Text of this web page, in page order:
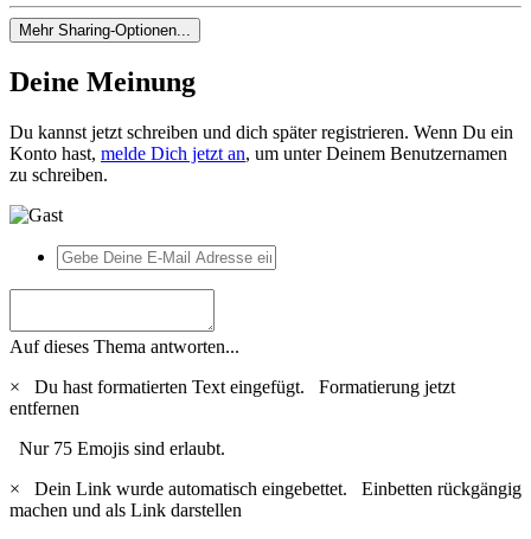
Mehr Sharing-Optionen...
Deine Meinung
Du kannst jetzt schreiben und dich später registrieren. Wenn Du ein
Konto hast, melde Dich jetzt an, um unter Deinem Benutzernamen
zu schreiben.
Auf dieses Thema antworten...
×
Du hast formatierten Text eingefügt. Formatierung jetzt
entfernen
Nur 75 Emojis sind erlaubt.
×
Dein Link wurde automatisch eingebettet. Einbetten rückgängig
machen und als Link darstellen